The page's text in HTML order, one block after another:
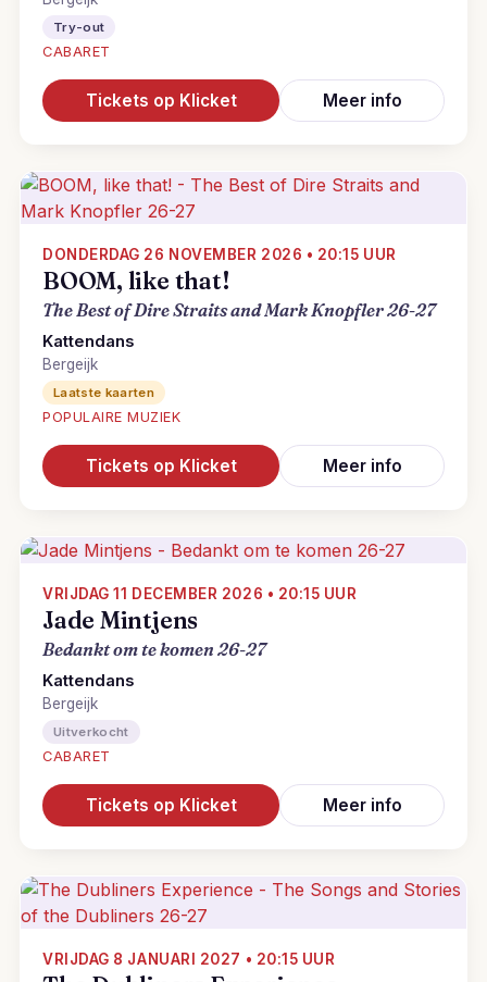
Try-out
CABARET
Tickets op Klicket Meer info
DONDERDAG 26 NOVEMBER 2026 • 20:15 UUR
BOOM, like that!
The Best of Dire Straits and Mark Knopfler 26-27
Kattendans
Bergeijk
Laatste kaarten
POPULAIRE MUZIEK
Tickets op Klicket Meer info
VRIJDAG 11 DECEMBER 2026 • 20:15 UUR
Jade Mintjens
Bedankt om te komen 26-27
Kattendans
Bergeijk
Uitverkocht
CABARET
Tickets op Klicket Meer info
VRIJDAG 8 JANUARI 2027 • 20:15 UUR